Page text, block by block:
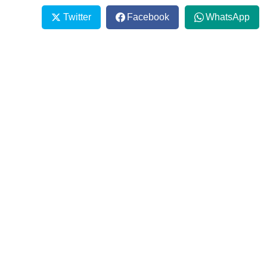
Twitter Facebook WhatsApp